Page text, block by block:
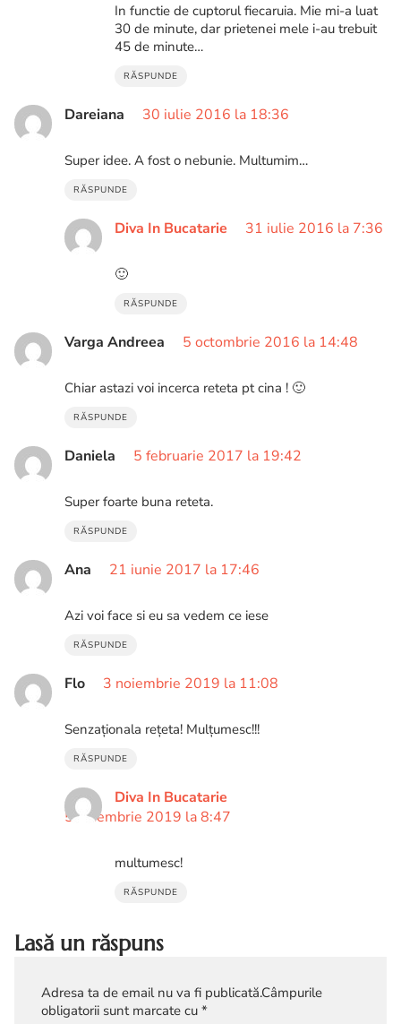
In functie de cuptorul fiecaruia. Mie mi-a luat
30 de minute, dar prietenei mele i-au trebuit
45 de minute…
RĂSPUNDE
Dareiana 30 iulie 2016 la 18:36
Super idee. A fost o nebunie. Multumim…
RĂSPUNDE
Diva In Bucatarie 31 iulie 2016 la 7:36
🙂
RĂSPUNDE
Varga Andreea 5 octombrie 2016 la 14:48
Chiar astazi voi incerca reteta pt cina ! 🙂
RĂSPUNDE
Daniela 5 februarie 2017 la 19:42
Super foarte buna reteta.
RĂSPUNDE
Ana 21 iunie 2017 la 17:46
Azi voi face si eu sa vedem ce iese
RĂSPUNDE
Flo 3 noiembrie 2019 la 11:08
Senzaționala rețeta! Mulțumesc!!!
RĂSPUNDE
Diva In Bucatarie
5 noiembrie 2019 la 8:47
multumesc!
RĂSPUNDE
Lasă un răspuns
Adresa ta de email nu va fi publicată.Câmpurile
obligatorii sunt marcate cu *